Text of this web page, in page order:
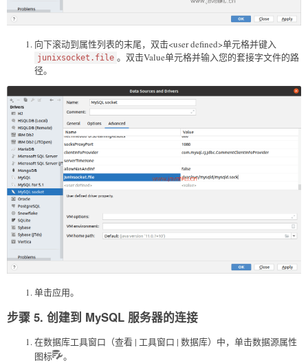
向下滚动到属性列表的末尾，双击<user defined>单元格并键入
junixsocket.file 。双击Value单元格并输入您的套接字文件的路
径。
单击应用。
步骤 5. 创建到 MySQL 服务器的连接
在数据库工具窗口（查看 | 工具窗口 | 数据库）中，单击数据源属性
图标
。